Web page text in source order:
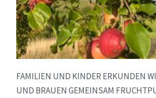
FAMILIEN UND KINDER ERKUNDEN
UND BRAUEN GEMEINSAM